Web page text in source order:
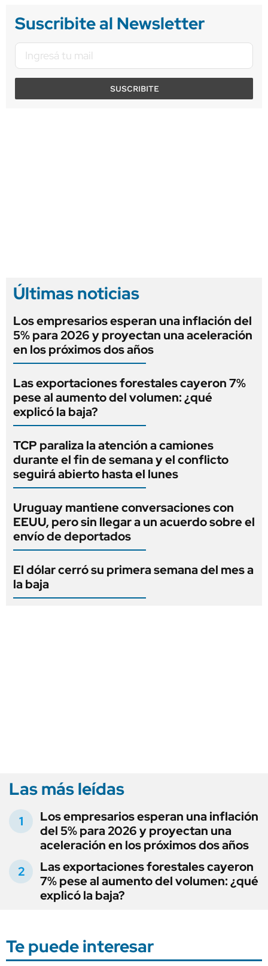
Suscribite al Newsletter
SUSCRIBITE
Últimas noticias
Los empresarios esperan una inflación del
5% para 2026 y proyectan una aceleración
en los próximos dos años
Las exportaciones forestales cayeron 7%
pese al aumento del volumen: ¿qué
explicó la baja?
TCP paraliza la atención a camiones
durante el fin de semana y el conflicto
seguirá abierto hasta el lunes
Uruguay mantiene conversaciones con
EEUU, pero sin llegar a un acuerdo sobre el
envío de deportados
El dólar cerró su primera semana del mes a
la baja
Las más leídas
Los empresarios esperan una inflación
del 5% para 2026 y proyectan una
aceleración en los próximos dos años
Las exportaciones forestales cayeron
7% pese al aumento del volumen: ¿qué
explicó la baja?
Te puede interesar